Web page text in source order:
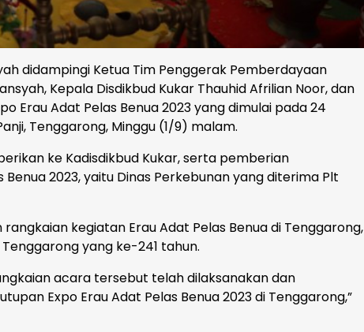
didampingi Ketua Tim Penggerak Pemberdayaan
Kepala Disdikbud Kukar Thauhid Afrilian Noor, dan
Erau Adat Pelas Benua 2023 yang dimulai pada 24
Tenggarong, Minggu (1/9) malam.
ke Kadisdikbud Kukar, serta pemberian
2023, yaitu Dinas Perkebunan yang diterima Plt
kegiatan Erau Adat Pelas Benua di Tenggarong,
yang ke-241 tahun.
acara tersebut telah dilaksanakan dan
Expo Erau Adat Pelas Benua 2023 di Tenggarong,”